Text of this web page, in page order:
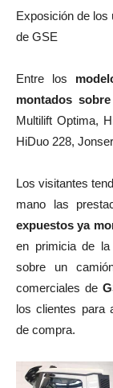
Exposición de los
de GSE
Entre los
montados
Multilift Optima,
HiDuo 228,
Los visitantes
mano las
expuestos ya
en primicia de la
sobre un
comerciales de
los clientes para
de compra.